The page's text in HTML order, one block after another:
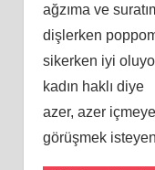
ağzıma ve
dişlerken
sikerken iyi
kadın haklı diye
azer, azer
görüşmek